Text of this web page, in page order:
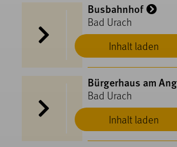
Inhalt laden
Busbahnhof
Bad Urach
Inhalt laden
Bürgerhaus am
Bad Urach